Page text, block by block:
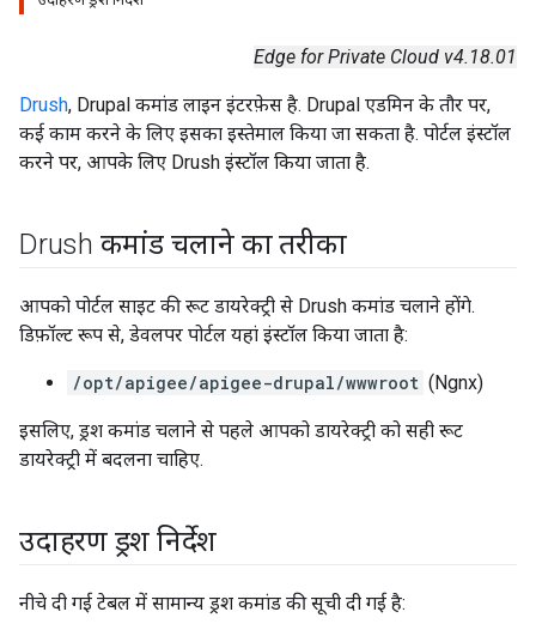
Edge for Private Cloud v4.18.01
Drush, Drupal कमांड लाइन इंटरफ़ेस है. Drupal एडमिन के तौर पर,
कई काम करने के लिए इसका इस्तेमाल किया जा सकता है. पोर्टल इंस्टॉल
करने पर, आपके लिए Drush इंस्टॉल किया जाता है.
Drush कमांड चलाने का तरीका
आपको पोर्टल साइट की रूट डायरेक्ट्री से Drush कमांड चलाने होंगे.
डिफ़ॉल्ट रूप से, डेवलपर पोर्टल यहां इंस्टॉल किया जाता है:
/opt/apigee/apigee-drupal/wwwroot (Ngnx)
इसलिए, ड्रश कमांड चलाने से पहले आपको डायरेक्ट्री को सही रूट
डायरेक्ट्री में बदलना चाहिए.
उदाहरण ड्रश निर्देश
नीचे दी गई टेबल में सामान्य ड्रश कमांड की सूची दी गई है: